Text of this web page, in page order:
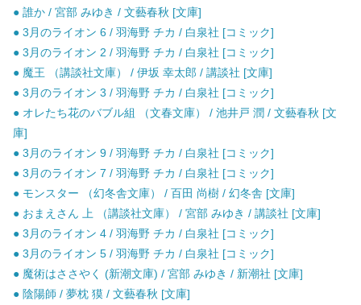
● 誰か / 宮部 みゆき / 文藝春秋 [文庫]
● 3月のライオン 6 / 羽海野 チカ / 白泉社 [コミック]
● 3月のライオン 2 / 羽海野 チカ / 白泉社 [コミック]
● 魔王 （講談社文庫） / 伊坂 幸太郎 / 講談社 [文庫]
● 3月のライオン 3 / 羽海野 チカ / 白泉社 [コミック]
● オレたち花のバブル組 （文春文庫） / 池井戸 潤 / 文藝春秋 [文
庫]
● 3月のライオン 9 / 羽海野 チカ / 白泉社 [コミック]
● 3月のライオン 7 / 羽海野 チカ / 白泉社 [コミック]
● モンスター （幻冬舎文庫） / 百田 尚樹 / 幻冬舎 [文庫]
● おまえさん 上 （講談社文庫） / 宮部 みゆき / 講談社 [文庫]
● 3月のライオン 4 / 羽海野 チカ / 白泉社 [コミック]
● 3月のライオン 5 / 羽海野 チカ / 白泉社 [コミック]
● 魔術はささやく (新潮文庫) / 宮部 みゆき / 新潮社 [文庫]
● 陰陽師 / 夢枕 獏 / 文藝春秋 [文庫]